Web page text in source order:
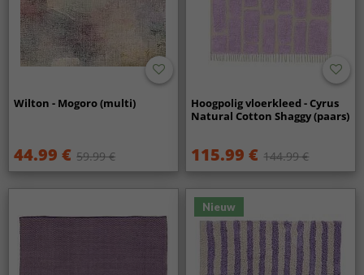
Wilton - Mogoro (multi)
44.99 € 59.99 €
Hoogpolig vloerkleed - Cyrus
Natural Cotton Shaggy (paars)
115.99 € 144.99 €
Nieuw